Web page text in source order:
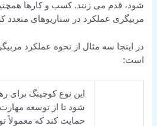
شود، قدم می زنند. کسب و کارها
مربیگری عملکرد در سناریوهای متعدد
در اینجا سه مثال از نحوه عملکرد
است:
این نوع کوچینگ
شود تا از توسعه
حمایت کند که معمولاً